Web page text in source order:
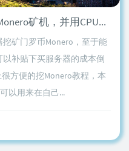
Windows一键傻瓜式免编译Monero矿机，并用CPU挖矿Monero
矿门罗币Monero，至于能
补贴下买服务器的成本倒
方便的挖Monero教程，本
以用来在自己...